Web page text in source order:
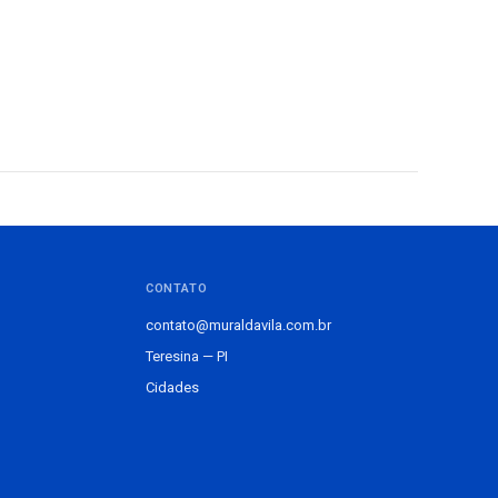
CONTATO
contato@muraldavila.com.br
Teresina — PI
Cidades